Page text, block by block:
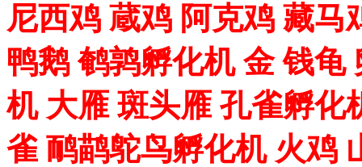
尼西鸡 蔵鸡 阿克鸡 藏马
鸭鹅 鹌鹑孵化机 金 钱龟
机 大雁 斑头雁 孔雀孵化
雀 鸸鹋鸵鸟孵化机 火鸡